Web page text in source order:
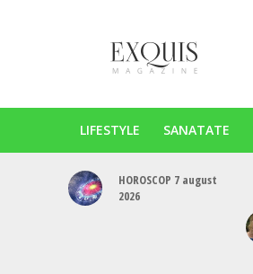
LIFESTYLE SANATATE
HOROSCOP 7 august
2026